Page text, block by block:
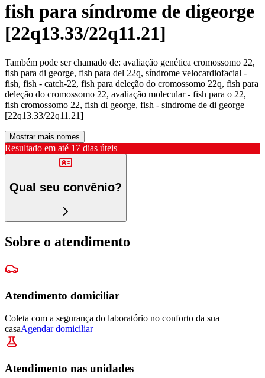
fish para síndrome de digeorge
[22q13.33/22q11.21]
Também pode ser chamado de: avaliação genética cromossomo 22,
fish para di george, fish para del 22q, síndrome velocardiofacial -
fish, fish - catch-22, fish para deleção do cromossomo 22q, fish para
deleção do cromossomo 22, avaliação molecular - fish para o 22,
fish cromossomo 22, fish di george, fish - sindrome de di george
[22q13.33/22q11.21]
Mostrar mais nomes
Resultado em até 17 dias úteis
Qual seu convênio?
Sobre o atendimento
Atendimento domiciliar
Coleta com a segurança do laboratório no conforto da sua
casaAgendar domiciliar
Atendimento nas unidades